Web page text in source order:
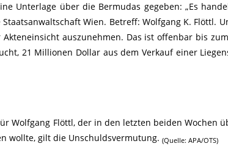
Unterlage über die Bermudas gegeben: „Es
Wien. Betreff: Wolfgang K. Flöttl.
auszunehmen. Das ist offenbar bis
21 Millionen Dollar aus dem Verkauf einer
Wolfgang Flöttl, der in den letzten beiden Wochen
wollte, gilt die Unschuldsvermutung. (Quelle: APA/OTS)